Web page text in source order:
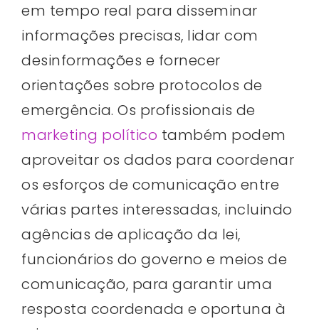
em tempo real para disseminar
informações precisas, lidar com
desinformações e fornecer
orientações sobre protocolos de
emergência. Os profissionais de
marketing político também podem
aproveitar os dados para coordenar
os esforços de comunicação entre
várias partes interessadas, incluindo
agências de aplicação da lei,
funcionários do governo e meios de
comunicação, para garantir uma
resposta coordenada e oportuna à